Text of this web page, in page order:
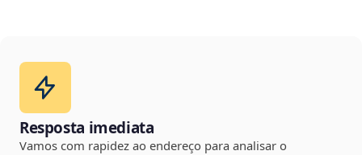
Resposta imediata
Vamos com rapidez ao endereço para analisar o